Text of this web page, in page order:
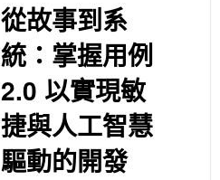
從故事到系
統：掌握用例
2.0 以實現敏
捷與人工智慧
驅動的開發